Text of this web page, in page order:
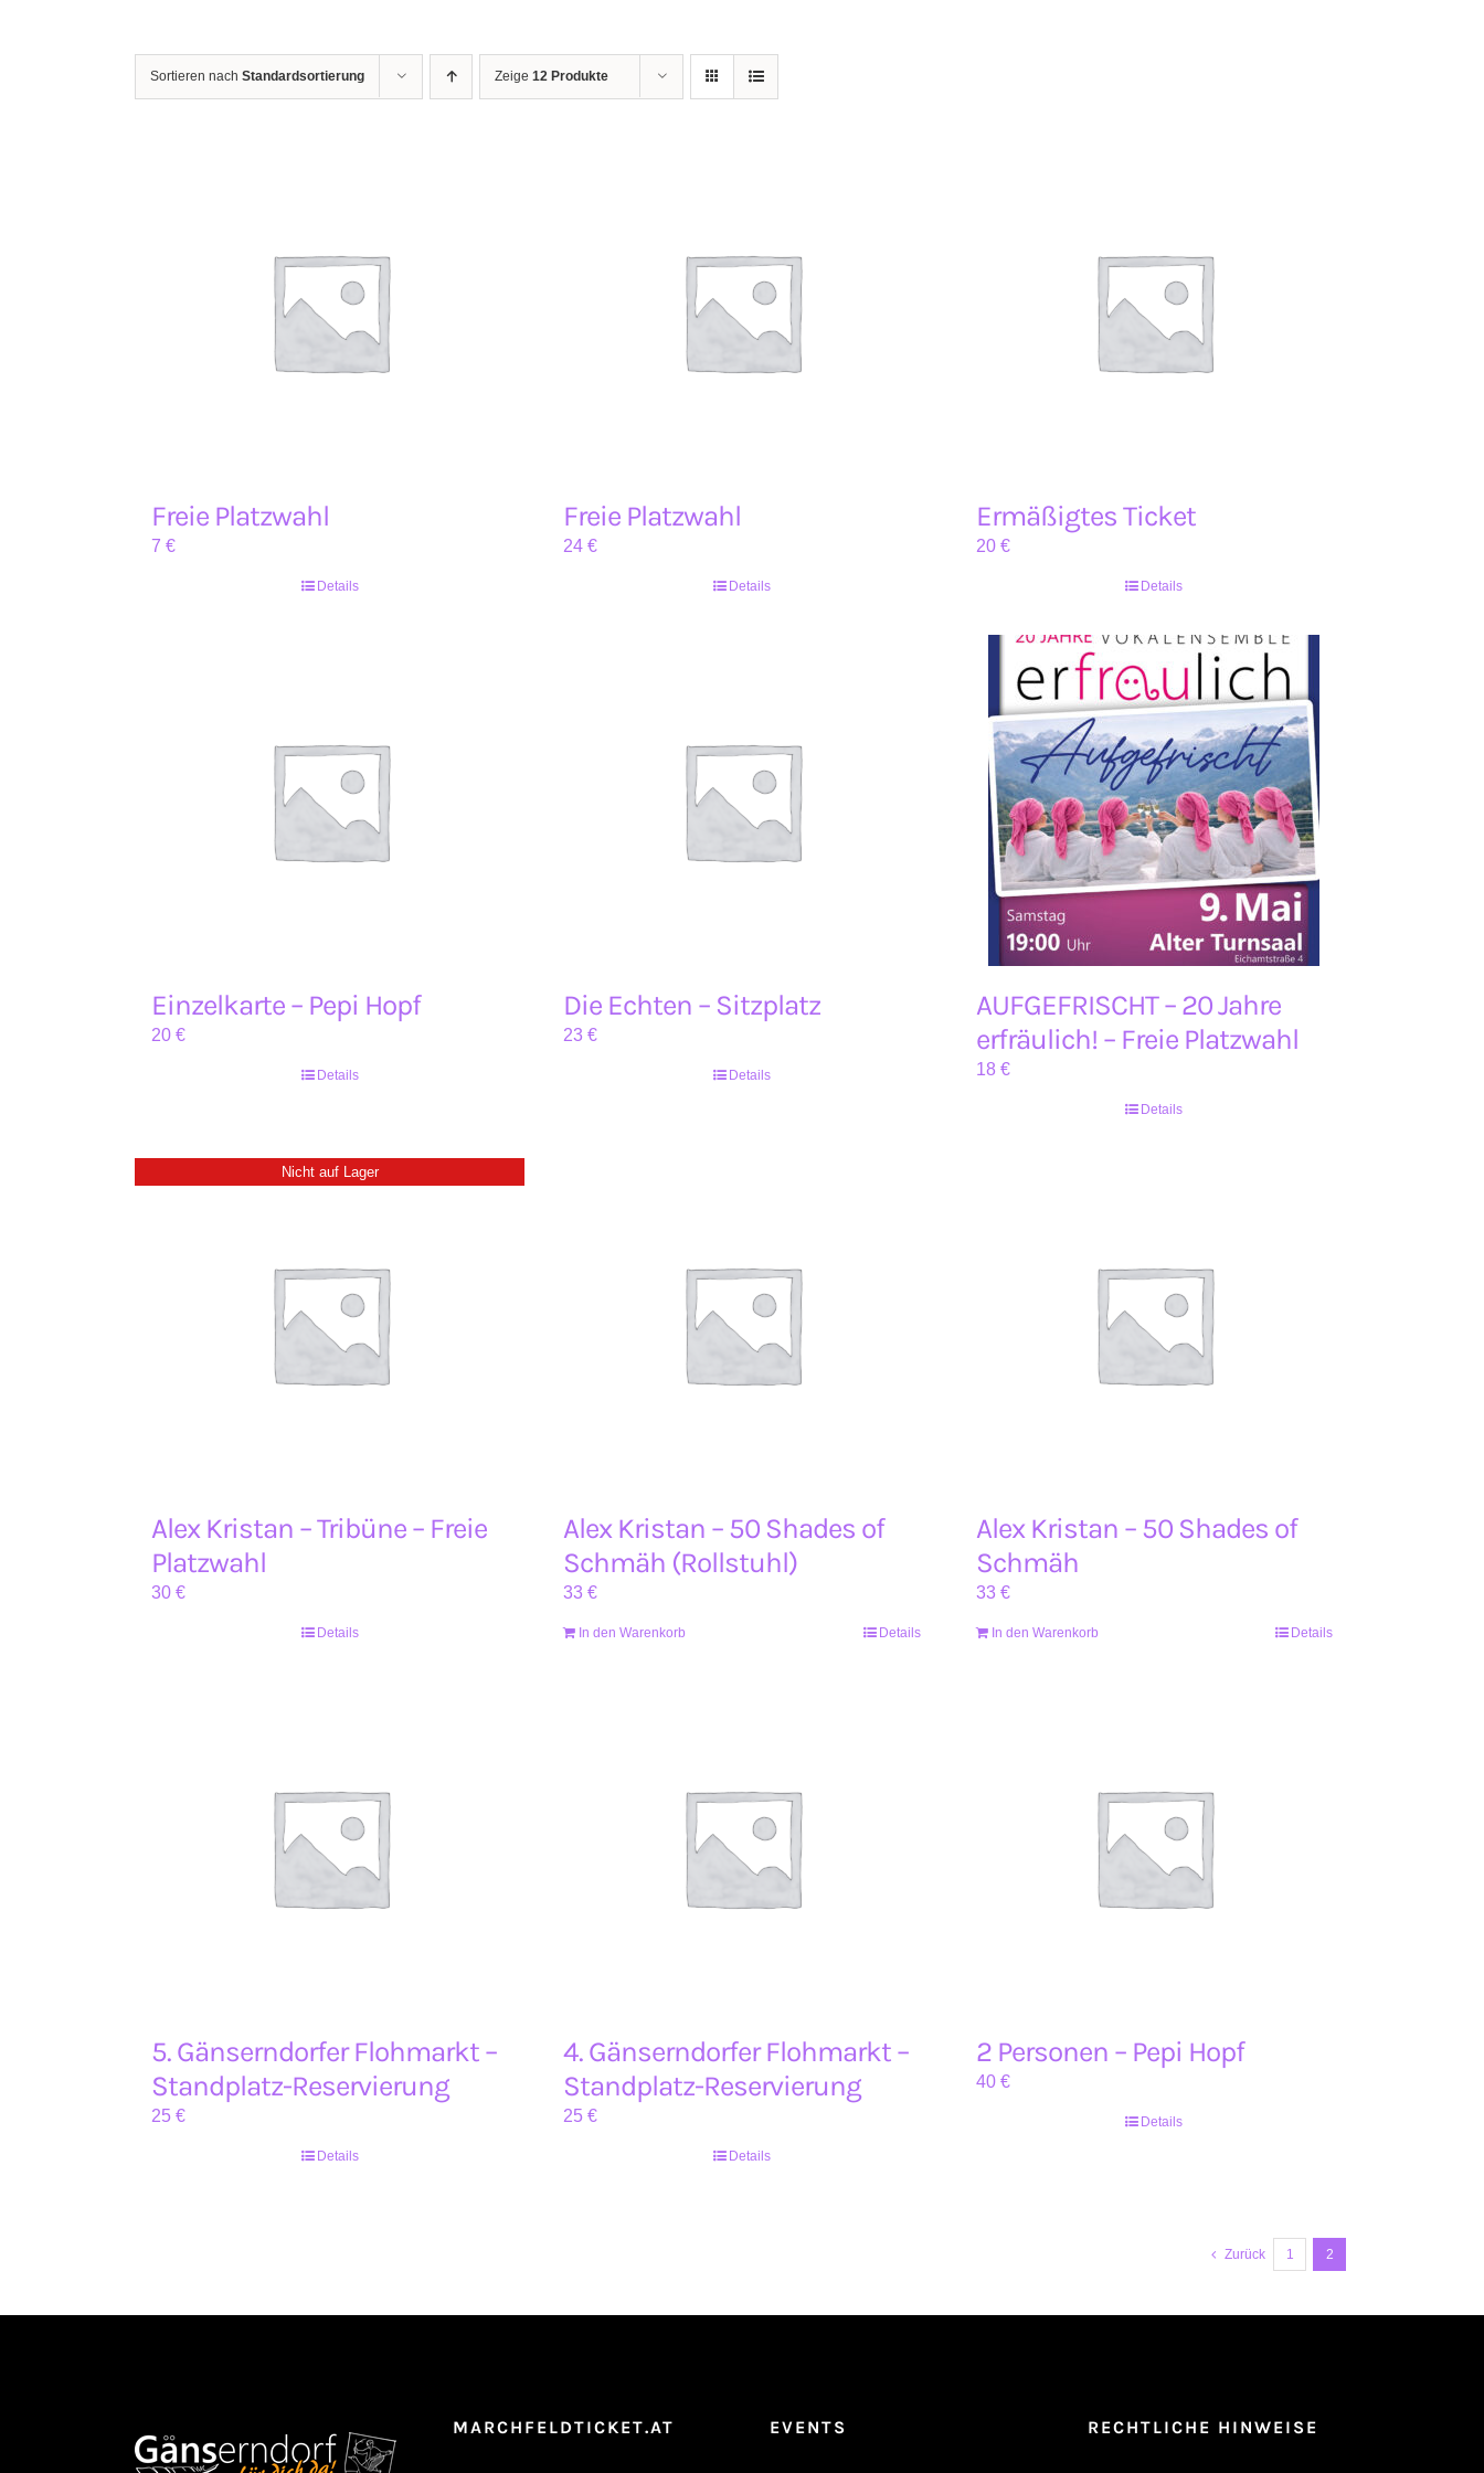
Sortieren nach Standardsortierung Zeige 12 Produkte
Freie Platzwahl
7 €
Details
Freie Platzwahl
24€
Details
Ermäßigtes Ticket
20 €
Details
Einzelkarte – Pepi Hopf
20 €
Details
Die Echten – Sitzplatz
23€
Details
AUFGEFRISCHT – 20 Jahre
erfräulich! – Freie Platzwahl
18 €
Details
Nicht auf Lager
Alex Kristan – Tribüne – Freie
Platzwahl
30 €
Details
Alex Kristan – 50 Shades of
Schmäh (Rollstuhl)
33€
In den Warenkorb Details
Alex Kristan – 50 Shades of
Schmäh
33 €
In den Warenkorb Details
5. Gänserndorfer Flohmarkt –
Standplatz-Reservierung
25 €
Details
4. Gänserndorfer Flohmarkt –
Standplatz-Reservierung
25€
Details
2 Personen – Pepi Hopf
40 €
Details
Zurück 1 2
MARCHFELDTICKET.AT EVENTS RECHTLICHE HINWEISE